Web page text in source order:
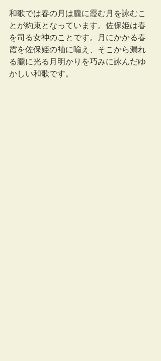
和歌では春の月は朧に霞む月を詠むこ
とが約束となっています。佐保姫は春
を司る女神のことです。月にかかる春
霞を佐保姫の袖に喩え、そこから漏れ
る朧に光る月明かりを巧みに詠んだゆ
かしい和歌です。